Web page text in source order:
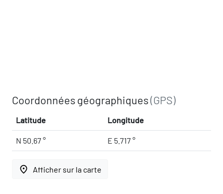
Coordonnées géographiques(GPS)
Latitude Longitude
N 50.67 ° E 5.717 °
place Afficher sur la carte